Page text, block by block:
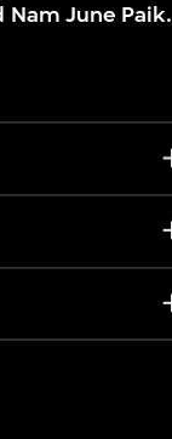
June Paik.